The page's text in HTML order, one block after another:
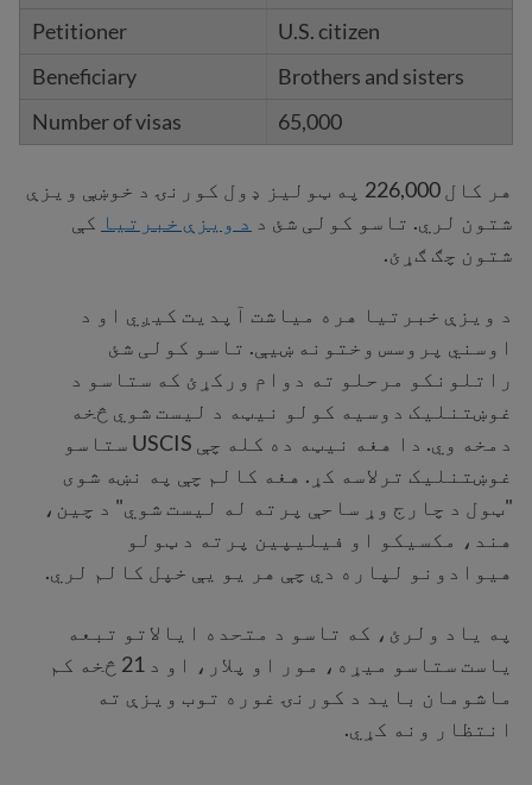
U.S. citizen
Brothers and sisters
65,000
هر کال 226,000 په ټولیز ډول کورنۍ د خوښې ویزې
شتون لري. تاسو کولی شئ د د ویزې خبرتیا کې
شتون چګ ګړئ.
د ویزې خبرتیا هره میاشت آپدیت کیږي او د
اوسني پروسس وختونه ښیې. تاسو کولی شئ
راتلونکو مرحلو ته دوام ورکړئ که ستاسو د
غوښتنلیک دوسیه کولو نیټه د لیست شوي څخه
دمخه وي. دا هغه نیټه ده کله چې USCIS ستاسو
غوښتنلیک ترلاسه کړ. هغه کالم چې په نښه شوی
"ټول د چارج وړ ساحې پرته له لیست شوي" د چین،
هند، مکسیکو او فیلیپین پرته د ټولو
هیوادونو لپاره دي چې هر یو یې خپل کالم لري.
په یاد ولرئ، که تاسو د متحده ایالاتو تبعه
یاست ستاسو میړه، مور او پلار، او د 21 څخه کم
ماشومان باید د کورنۍ غوره توب ویزې ته
انتظار ونه کړي.